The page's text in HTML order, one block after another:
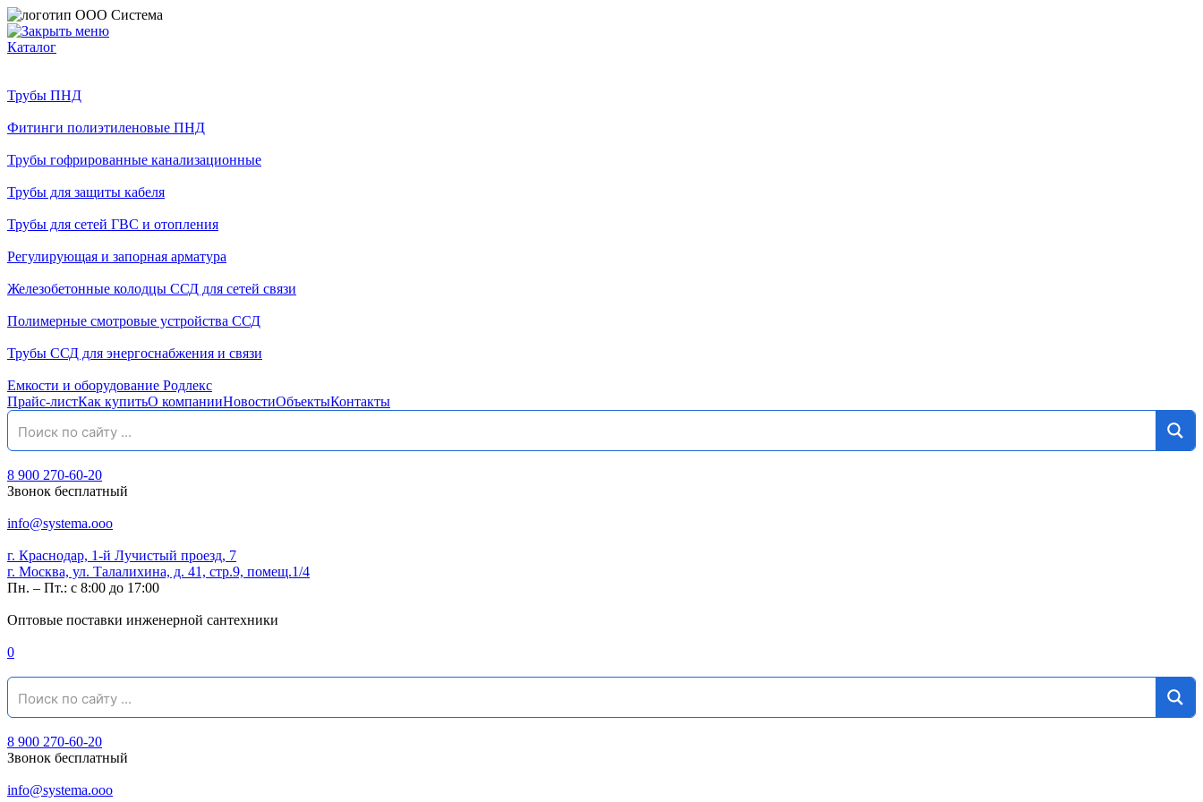
Каталог
Трубы ПНД
Фитинги полиэтиленовые ПНД
Трубы гофрированные канализационные
Трубы для защиты кабеля
Трубы для сетей ГВС и отопления
Регулирующая и запорная арматура
Железобетонные колодцы ССД для сетей связи
Полимерные смотровые устройства ССД
Трубы ССД для энергоснабжения и связи
Емкости и оборудование Родлекс
Прайс-листКак купитьО компанииНовостиОбъектыКонтакты
8 900 270-60-20
Звонок бесплатный
info@systema.ooo
г. Краснодар, 1-й Лучистый проезд, 7
г. Москва, ул. Талалихина, д. 41, стр.9, помещ.1/4
Пн. – Пт.: с 8:00 до 17:00
Оптовые поставки инженерной сантехники
0
8 900 270-60-20
Звонок бесплатный
info@systema.ooo